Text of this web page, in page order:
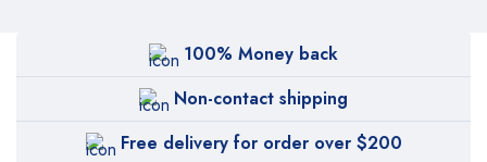
100% Money back
Non-contact shipping
Free delivery for order over $200